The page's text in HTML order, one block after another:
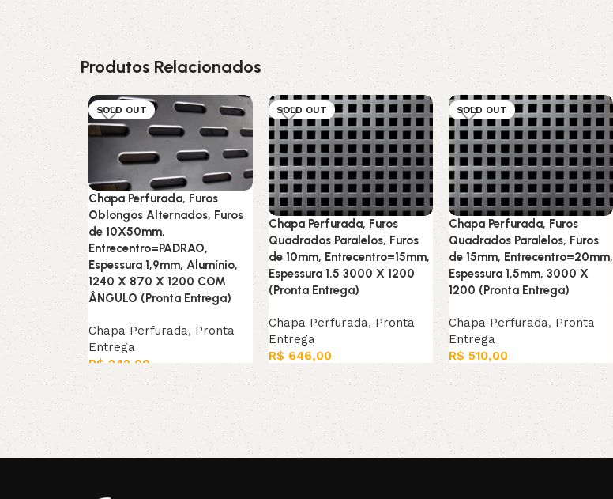
Produtos Relacionados
SOLD OUT
Chapa Perfurada, Furos
Oblongos Alternados, Furos
de 10X50mm,
Entrecentro=PADRAO,
Espessura 1,9mm, Alumínio,
1240 X 870 X 1200 COM
ÂNGULO (Pronta Entrega)
Chapa Perfurada, Pronta
Entrega
R$ 242,00
Leia mais
SOLD OUT
Chapa Perfurada, Furos
Quadrados Paralelos, Furos
de 10mm, Entrecentro=15mm,
Espessura 1.5 3000 X 1200
(Pronta Entrega)
Chapa Perfurada, Pronta
Entrega
R$ 646,00
Leia mais
SOLD OUT
Chapa Perfurada, Furos
Quadrados Paralelos, Furos
de 15mm, Entrecentro=20mm,
Espessura 1,5mm, 3000 X
1200 (Pronta Entrega)
Chapa Perfurada, Pronta
Entrega
R$ 510,00
Leia mais